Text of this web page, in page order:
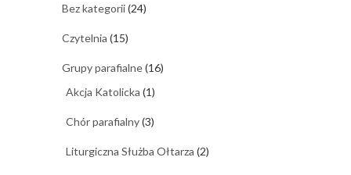
Bez kategorii(24)
Czytelnia (15)
Grupy parafialne(16)
Akcja Katolicka (1)
Chór parafialny(3)
Liturgiczna Służba Ołtarza (2)